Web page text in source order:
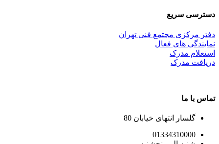
دسترسی سریع
دفتر مرکزی مجتمع فنی تهران
نمایندگی های فعال
استعلام مدرک
دریافت مدرک
تماس با ما
گلسار انتهای خیابان 80
01334310000